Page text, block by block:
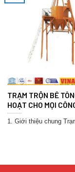
TRẠM TRỘN BÊ
HOẠT CHO MỌI
1. Giới thiệu chung